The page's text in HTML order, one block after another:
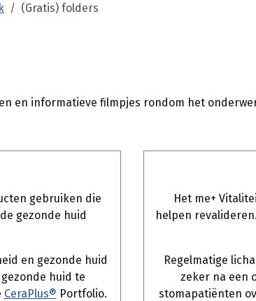
(Gratis) folders
en informatieve filmpjes rondom het
gebruiken die
gezonde huid
en gezonde huid
huid te
CeraPlus® Portfolio.
Het me+
helpen
Regelmatige
zeker na een
stomapatiënten